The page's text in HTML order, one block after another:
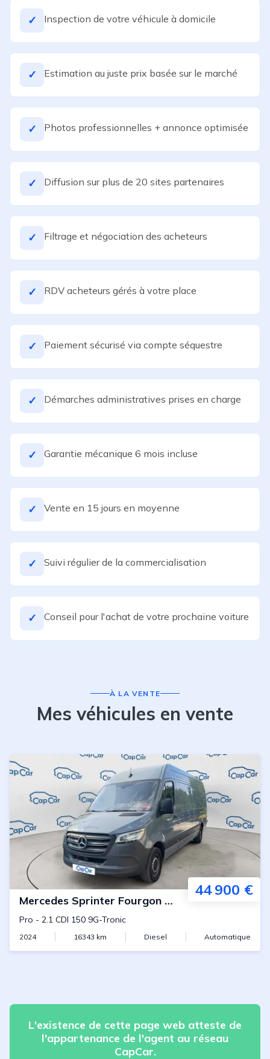
✓ Inspection de votre véhicule à domicile
✓ Estimation au juste prix basée sur le marché
✓ Photos professionnelles + annonce optimisée
✓ Diffusion sur plus de 20 sites partenaires
✓ Filtrage et négociation des acheteurs
✓ RDV acheteurs gérés à votre place
✓ Paiement sécurisé via compte séquestre
✓ Démarches administratives prises en charge
✓ Garantie mécanique 6 mois incluse
✓ Vente en 15 jours en moyenne
✓ Suivi régulier de la commercialisation
✓ Conseil pour l'achat de votre prochaine voiture
À LA VENTE
Mes véhicules en vente
44 900 €
Mercedes Sprinter Fourgon L3H2
Pro - 2.1 CDI 150 9G-Tronic
2024 16343 km Diesel Automatique
L'existence de cette page web atteste de
l'appartenance de l'agent au réseau
CapCar.